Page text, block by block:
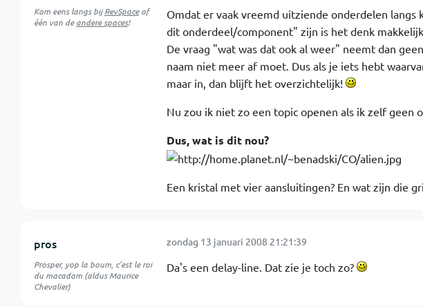
Kom eens langs bijRevSpaceof
één van deandere spaces!
Omdat er vaak vreemd uitziende onderdelen
dit onderdeel/component" zijn is het denk
De vraag "wat was dat ook al weer" neemt dan
naam niet meer af moet. Dus als je iets hebt
maar in, dan blijft het overzichtelijk!
Nu zou ik niet zo een topic openen als ik zelf geen
Dus, wat is dit nou?
Een kristal met vier aansluitingen? En wat zijn die
pros
Prosper, yop la boum, c'est le roi
du macadam (aldus Maurice
Chevalier)
zondag 13 januari 2008 21:21:39
Da's een delay-line. Dat zie je toch zo?